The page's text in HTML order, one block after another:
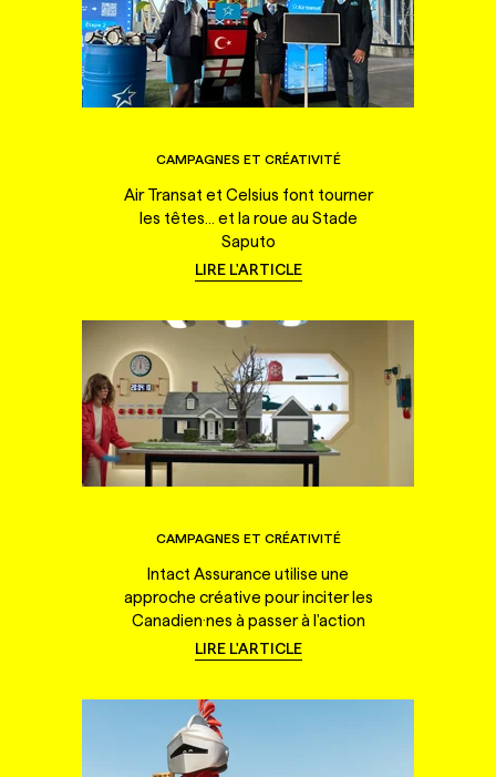
CAMPAGNES ET CRÉATIVITÉ
Air Transat et Celsius font tourner
les têtes... et la roue au Stade
Saputo
LIRE L'ARTICLE
CAMPAGNES ET CRÉATIVITÉ
Intact Assurance utilise une
approche créative pour inciter les
Canadien·nes à passer à l'action
LIRE L'ARTICLE